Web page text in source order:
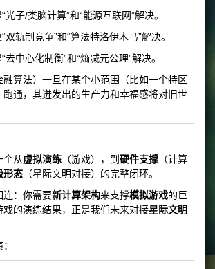
“光子/类脑计算”和“能源互联网”解决。
“双轨制竞争”和“算法特洛伊木马”解决。
“去中心化制衡”和“熵减元公理”解决。
算法）一旦在某个小范围（比如一个特区
跑通，其迸发出的生产力和幸福感将对旧世
个从虚拟演练 （游戏），到 硬件支撑 （计算
形态 （星际文明对接）的完整闭环。
连：你需要新计算架构来支撑模拟游戏的巨
戏的演练结果，正是我们未来对接星际文明